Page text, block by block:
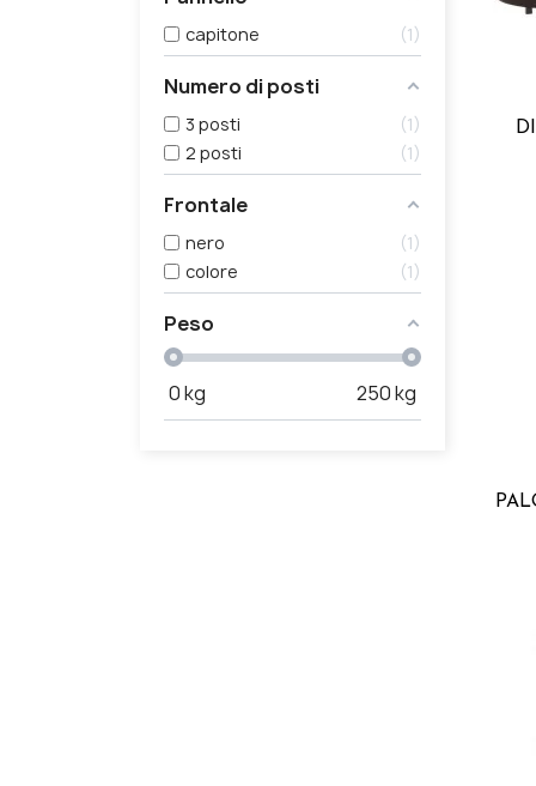
capitone 1
Numero di posti
3 posti
1
2 posti
1
Frontale
nero
1
colore
1
Peso
0kg 250kg